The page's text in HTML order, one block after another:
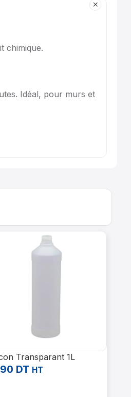
chimique.
Idéal, pour murs et
Transparant 1L
DT HT